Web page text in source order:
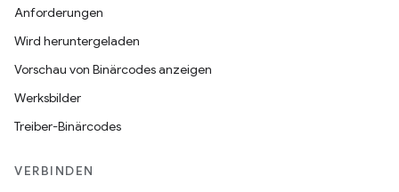
Anforderungen
Wird heruntergeladen
Vorschau von Binärcodes anzeigen
Werksbilder
Treiber-Binärcodes
VERBINDEN